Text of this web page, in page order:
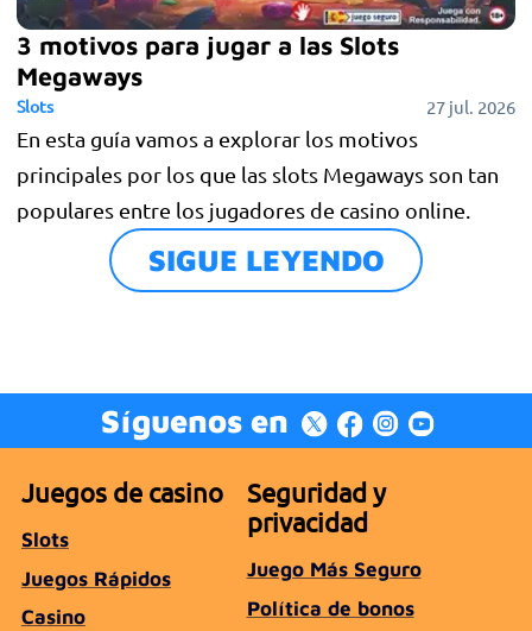
3 motivos para jugar a las Slots
Megaways
Slots 27 jul. 2026
En esta guía vamos a explorar los motivos
principales por los que las slots Megaways son tan
populares entre los jugadores de casino online.
SIGUE LEYENDO
Síguenos en
Juegos de casino
Slots
Juegos Rápidos
Casino
Seguridad y
privacidad
Juego Más Seguro
Política de bonos